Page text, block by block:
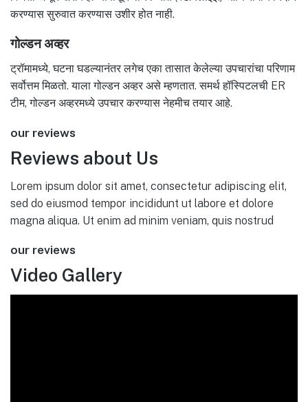
करण्यास सुरुवात करण्यास उशीर होत नाही.
गोल्डन अव्हर
ट्रॉमामध्ये, घटना घडल्यानंतर लगेच एका तासात केलेल्या उपचारांचा परिणाम
सर्वोत्तम मिळतो. याला गोल्डन अव्हर असे म्हणतात. समर्थ हॉस्पिटलची ER
टीम, गोल्डन अव्हरमध्ये उपचार करण्यास नेहमीच तयार आहे.
our reviews
Reviews about Us
Lorem ipsum dolor sit amet, consectetur adipiscing elit,
sed do eiusmod tempor incididunt ut labore et dolore
magna aliqua. Ut enim ad minim veniam, quis nostrud
our reviews
Video Gallery